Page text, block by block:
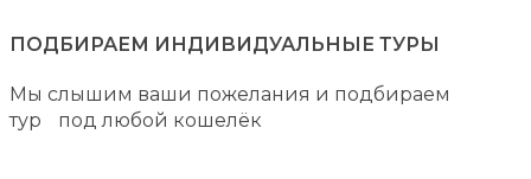
ПОДБИРАЕМ ИНДИВИДУАЛЬНЫЕ ТУРЫ
Мы слышим ваши пожелания и подбираем
тур под любой кошелёк